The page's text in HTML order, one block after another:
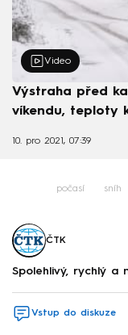
Video
Výstraha před
víkendu, teploty
10. pro 2021, 07:39
počasí sníh
ČTK
Spolehlivý, rychlý a
Vstup do diskuze